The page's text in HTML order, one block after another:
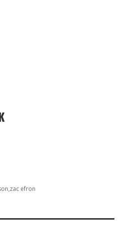
zac efron